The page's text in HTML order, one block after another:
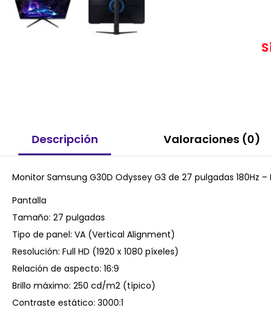
Descripción Valoraciones (0)
Monitor Samsung G30D Odyssey G3 de 27 pulgadas 180Hz –
Pantalla
Tamaño: 27 pulgadas
Tipo de panel: VA (Vertical Alignment)
Resolución: Full HD (1920 x 1080 píxeles)
Relación de aspecto: 16:9
Brillo máximo: 250 cd/m2 (típico)
Contraste estático: 3000:1